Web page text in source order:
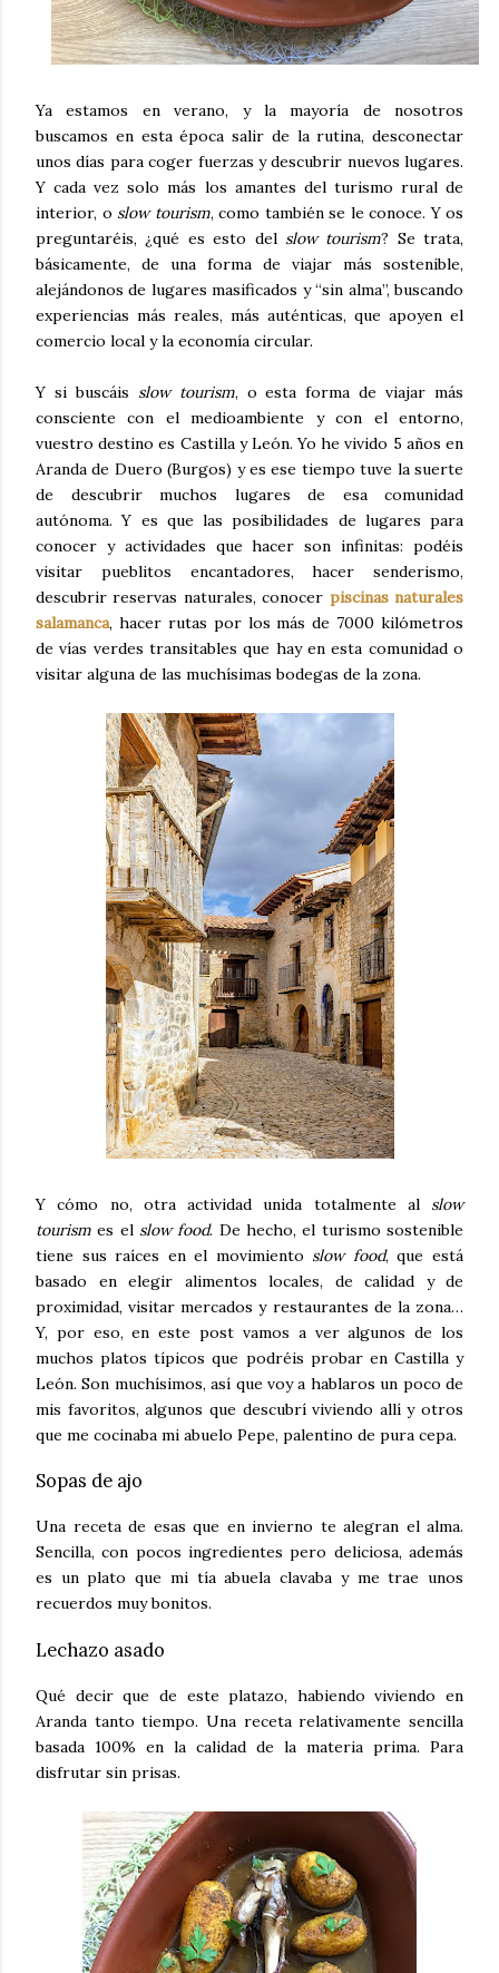
Ya estamos en verano, y la mayoría de nosotros
buscamos en esta época salir de la rutina, desconectar
unos días para coger fuerzas y descubrir nuevos lugares.
Y cada vez solo más los amantes del turismo rural de
interior, o slow tourism, como también se le conoce. Y os
preguntaréis, ¿qué es esto del slow tourism? Se trata,
básicamente, de una forma de viajar más sostenible,
alejándonos de lugares masificados y “sin alma”, buscando
experiencias más reales, más auténticas, que apoyen el
comercio local y la economía circular.
Y si buscáis slow tourism, o esta forma de viajar más
consciente con el medioambiente y con el entorno,
vuestro destino es Castilla y León. Yo he vivido 5 años en
Aranda de Duero (Burgos) y es ese tiempo tuve la suerte
de descubrir muchos lugares de esa comunidad
autónoma. Y es que las posibilidades de lugares para
conocer y actividades que hacer son infinitas: podéis
visitar pueblitos encantadores, hacer senderismo,
descubrir reservas naturales, conocer piscinas naturales
salamanca, hacer rutas por los más de 7000 kilómetros
de vías verdes transitables que hay en esta comunidad o
visitar alguna de las muchísimas bodegas de la zona.
Y cómo no, otra actividad unida totalmente al slow
tourism es el slow food. De hecho, el turismo sostenible
tiene sus raíces en el movimiento slow food, que está
basado en elegir alimentos locales, de calidad y de
proximidad, visitar mercados y restaurantes de la zona…
Y, por eso, en este post vamos a ver algunos de los
muchos platos típicos que podréis probar en Castilla y
León. Son muchísimos, así que voy a hablaros un poco de
mis favoritos, algunos que descubrí viviendo allí y otros
que me cocinaba mi abuelo Pepe, palentino de pura cepa.
Sopas de ajo
Una receta de esas que en invierno te alegran el alma.
Sencilla, con pocos ingredientes pero deliciosa, además
es un plato que mi tía abuela clavaba y me trae unos
recuerdos muy bonitos.
Lechazo asado
Qué decir que de este platazo, habiendo viviendo en
Aranda tanto tiempo. Una receta relativamente sencilla
basada 100% en la calidad de la materia prima. Para
disfrutar sin prisas.